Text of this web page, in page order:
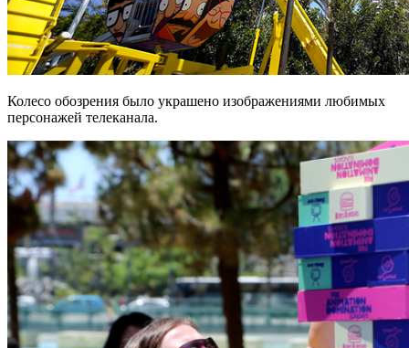
Колесо обозрения было украшено изображениями любимых
персонажей телеканала.